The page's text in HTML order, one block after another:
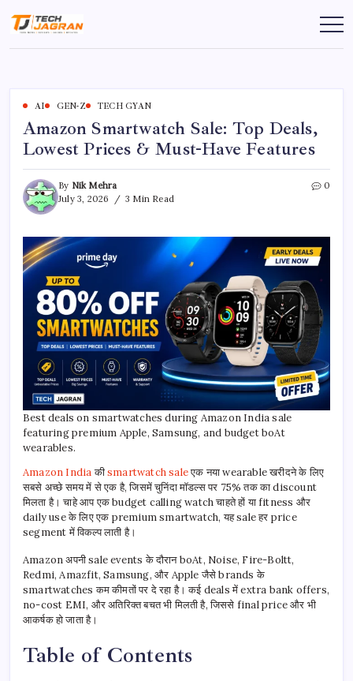
AI GEN-Z TECH GYAN
Amazon Smartwatch Sale: Top Deals,
Lowest Prices & Must-Have Features
By Nik Mehra
July 3, 2026
3 Min Read
0
Best deals on smartwatches during Amazon India sale
featuring premium Apple, Samsung, and budget boAt
wearables.
Amazon Indiaकीsmartwatch saleएक नया wearable खरीदने के लिए
सबसे अच्छे समय में से एक है, जिसमें चुनिंदा मॉडल्स पर 75% तक का discount
मिलता है। चाहे आप एक budget calling watch चाहते हों या fitness और
daily use के लिए एक premium smartwatch, यह sale हर price
segment में विकल्प लाती है।
Amazon अपनी sale events के दौरान boAt, Noise, Fire-Boltt,
Redmi, Amazfit, Samsung, और Apple जैसे brands के
smartwatches कम कीमतों पर दे रहा है। कई deals में extra bank offers,
no-cost EMI, और अतिरिक्त बचत भी मिलती है, जिससे final price और भी
आकर्षक हो जाता है।
Table of Contents